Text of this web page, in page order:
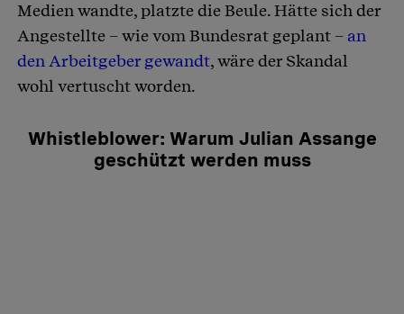
Medien wandte, platzte die Beule. Hätte sich der
Angestellte – wie vom Bundesrat geplant – an
den Arbeitgeber gewandt, wäre der Skandal
wohl vertuscht worden.
Whistleblower: Warum Julian Assange
geschützt werden muss